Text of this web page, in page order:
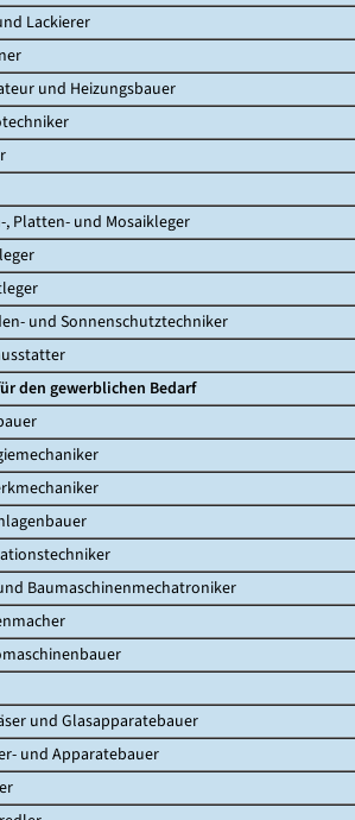
Lackierer
und Heizungsbauer
und Mosaikleger
und Sonnenschutztechniker
den gewerblichen Bedarf
Baumaschinenmechatroniker
und Glasapparatebauer
Apparatebauer